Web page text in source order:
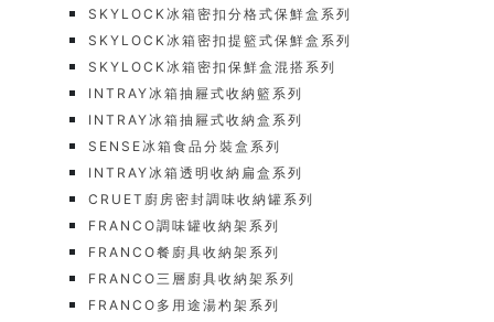
SKYLOCK冰箱密扣分格式保鮮盒系列
SKYLOCK冰箱密扣提籃式保鮮盒系列
SKYLOCK冰箱密扣保鮮盒混搭系列
INTRAY冰箱抽屜式收納籃系列
INTRAY冰箱抽屜式收納盒系列
SENSE冰箱食品分裝盒系列
INTRAY冰箱透明收納扁盒系列
CRUET廚房密封調味收納罐系列
FRANCO調味罐收納架系列
FRANCO餐廚具收納架系列
FRANCO三層廚具收納架系列
FRANCO多用途湯杓架系列